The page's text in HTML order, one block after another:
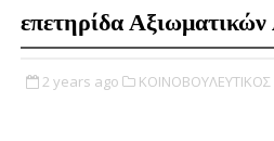
επετηρίδα
2 years ago ΚΟΙΝΟΒΟΥΛΕΥΤΙΚΟΣ